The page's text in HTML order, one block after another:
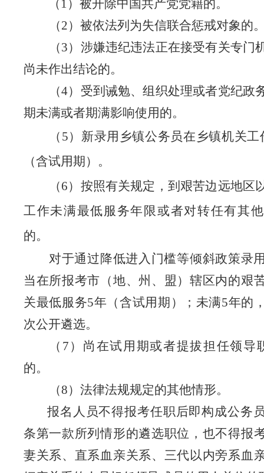
（ 1）被开除中国共产党党籍的。
（2） 被依法列为失信联合惩戒对象的
（3）涉嫌违纪违法正在接受有关专门
尚未作出结论的。
（4） 受到诫勉、组织处理或者党纪政
期未满或者期满影响使用的。
（ 5）新录用乡镇公务员在乡镇机关工
（含试用期）。
（6）按照有关规定，到艰苦边远地区
工作未满最低服务年限或者对转任有其
的。
对于通过降低进入门槛等倾斜政策录
当在所报考市（地、州、盟）辖区内的艰
关最低服务5年（含试用期）；未满5年的
次公开遴选。
（ 7 ）尚在试用期或者提拔担任领导
的。
（8）法律法规规定的其他情形。
报名人员不得报考任职后即构成公务
条第一款所列情形的遴选职位， 也不得报
妻关系、直系血亲关系、三代以内旁系血